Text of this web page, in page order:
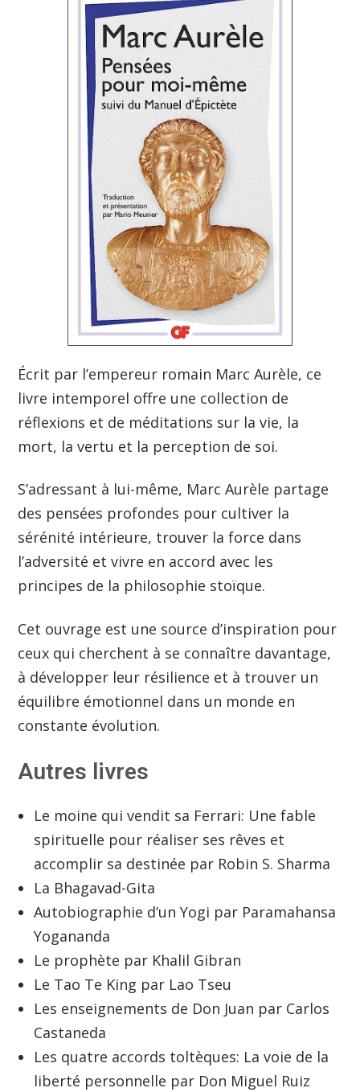
Écrit par l’empereur romain Marc Aurèle, ce
livre intemporel offre une collection de
réflexions et de méditations sur la vie, la
mort, la vertu et la perception de soi.
S’adressant à lui-même, Marc Aurèle partage
des pensées profondes pour cultiver la
sérénité intérieure, trouver la force dans
l’adversité et vivre en accord avec les
principes de la philosophie stoïque.
Cet ouvrage est une source d’inspiration pour
ceux qui cherchent à se connaître davantage,
à développer leur résilience et à trouver un
équilibre émotionnel dans un monde en
constante évolution.
Autres livres
Le moine qui vendit sa Ferrari: Une fable
spirituelle pour réaliser ses rêves et
accomplir sa destinée par Robin S. Sharma
La Bhagavad-Gita
Autobiographie d’un Yogi par Paramahansa
Yogananda
Le prophète par Khalil Gibran
Le Tao Te King par Lao Tseu
Les enseignements de Don Juan par Carlos
Castaneda
Les quatre accords toltèques: La voie de la
liberté personnelle par Don Miguel Ruiz